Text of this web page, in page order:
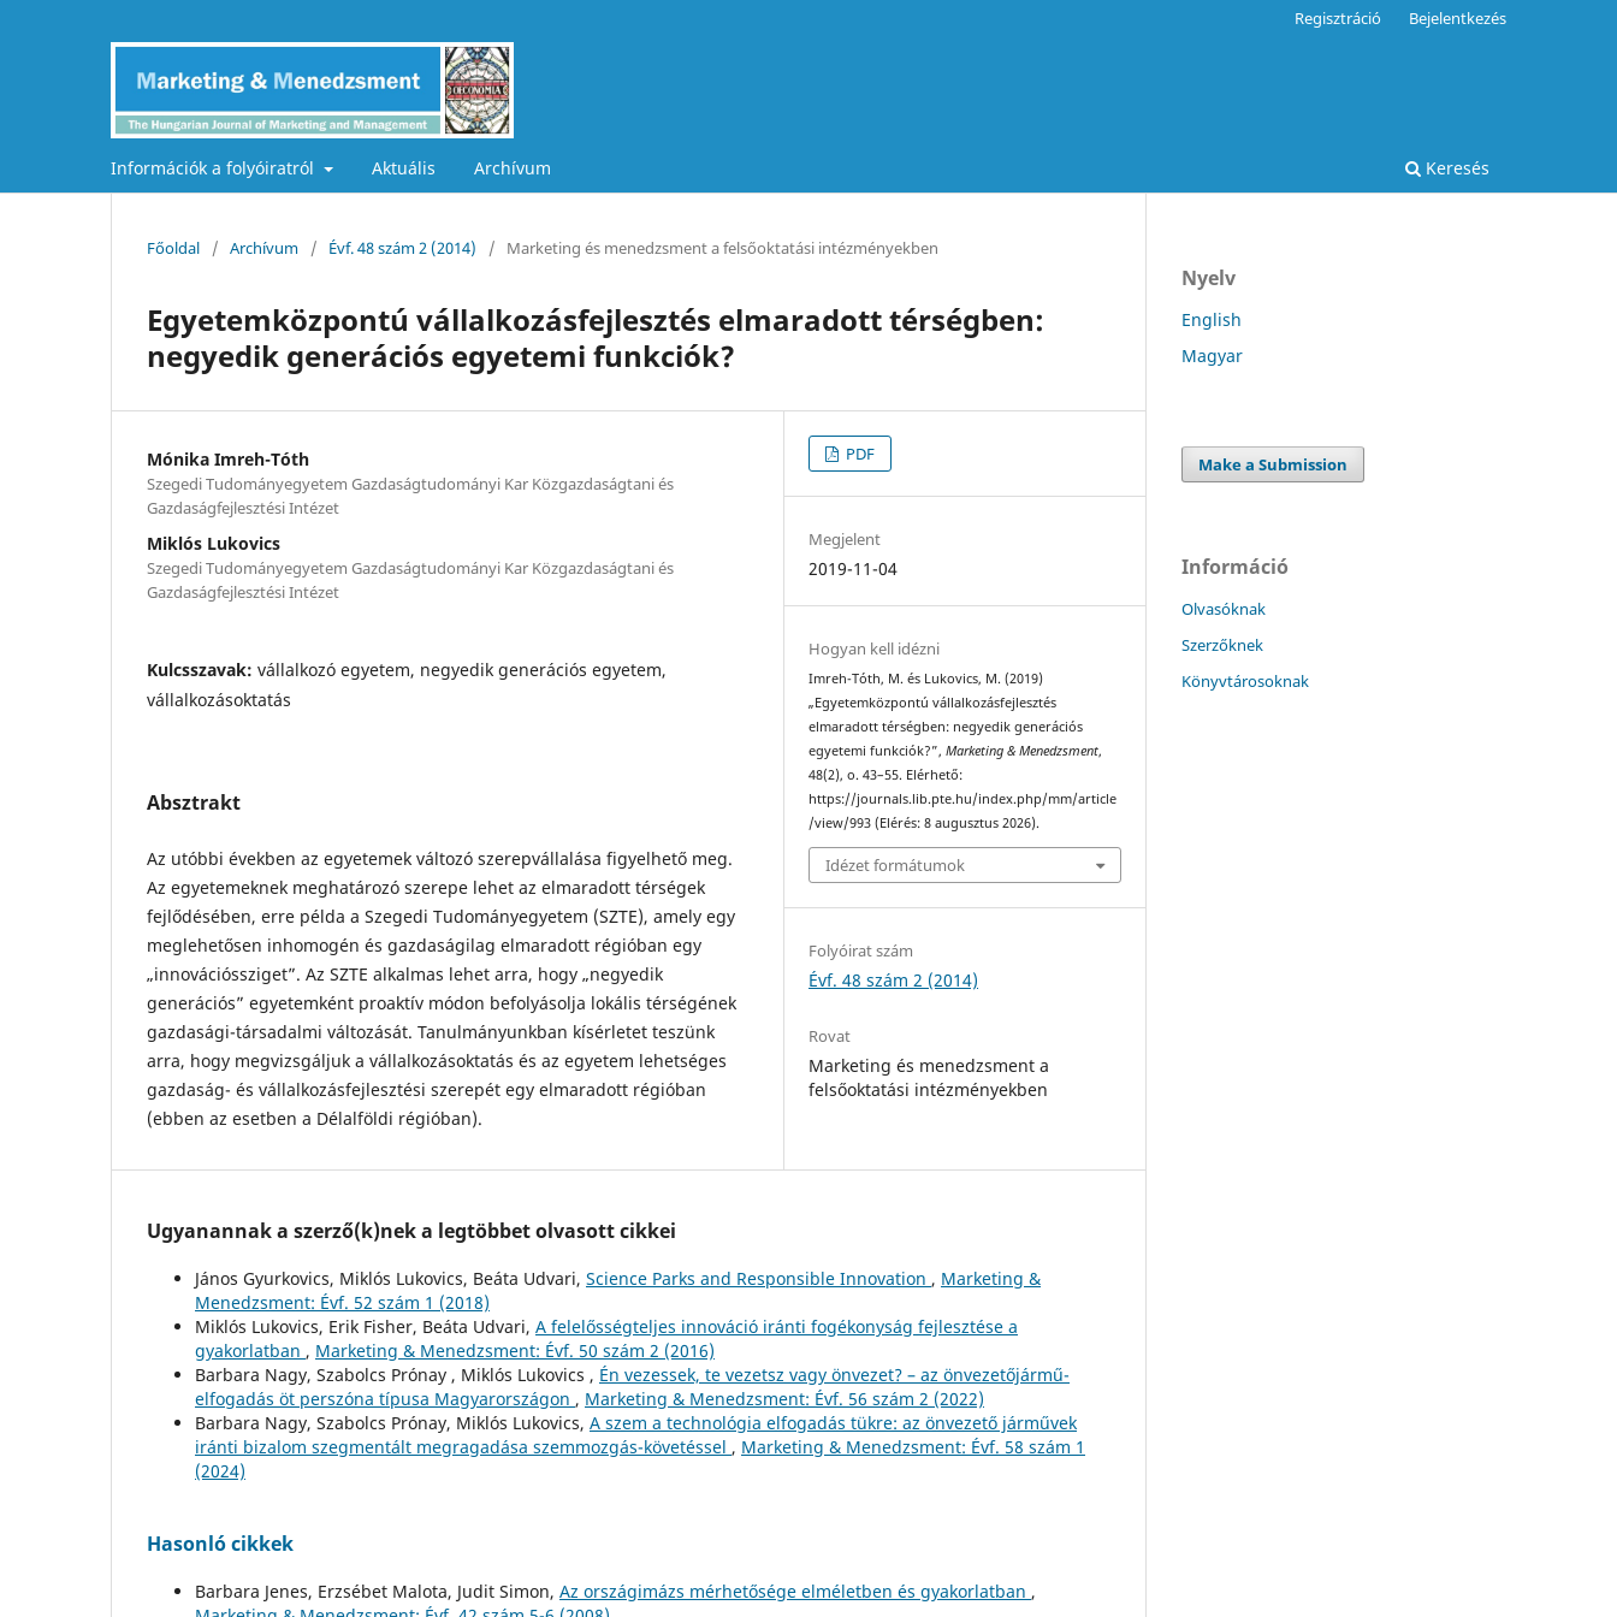
Információk a folyóiratról Aktuális Archívum Keresés
Regisztráció Bejelentkezés
Főoldal / Archívum / Évf. 48 szám 2 (2014) / Marketing és menedzsment a felsőoktatási intézményekben
Egyetemközpontú vállalkozásfejlesztés elmaradott térségben:
negyedik generációs egyetemi funkciók?
Mónika Imreh-Tóth
Szegedi Tudományegyetem Gazdaságtudományi Kar Közgazdaságtani és
Gazdaságfejlesztési Intézet
Miklós Lukovics
Szegedi Tudományegyetem Gazdaságtudományi Kar Közgazdaságtani és
Gazdaságfejlesztési Intézet
Kulcsszavak: vállalkozó egyetem, negyedik generációs egyetem,
vállalkozásoktatás
Absztrakt
Az utóbbi években az egyetemek változó szerepvállalása figyelhető meg.
Az egyetemeknek meghatározó szerepe lehet az elmaradott térségek
fejlődésében, erre példa a Szegedi Tudományegyetem (SZTE), amely egy
meglehetősen inhomogén és gazdaságilag elmaradott régióban egy
„innovációssziget”. Az SZTE alkalmas lehet arra, hogy „negyedik
generációs” egyetemként proaktív módon befolyásolja lokális térségének
gazdasági-társadalmi változását. Tanulmányunkban kísérletet teszünk
arra, hogy megvizsgáljuk a vállalkozásoktatás és az egyetem lehetséges
gazdaság- és vállalkozásfejlesztési szerepét egy elmaradott régióban
(ebben az esetben a Délalföldi régióban).
PDF
Megjelent
2019-11-04
Hogyan kell idézni
Imreh-Tóth, M. és Lukovics, M. (2019)
„Egyetemközpontú vállalkozásfejlesztés
elmaradott térségben: negyedik generációs
egyetemi funkciók?”,Marketing & Menedzsment,
48(2), o. 43–55. Elérhető:
https://journals.lib.pte.hu/index.php/mm/article
/view/993 (Elérés: 8 augusztus 2026).
Idézet formátumok
Folyóirat szám
Évf. 48 szám 2 (2014)
Rovat
Marketing és menedzsment a
felsőoktatási intézményekben
Ugyanannak a szerző(k)nek a legtöbbet olvasott cikkei
János Gyurkovics, Miklós Lukovics, Beáta Udvari, Science Parks and Responsible Innovation , Marketing &
Menedzsment: Évf. 52 szám 1 (2018)
Miklós Lukovics, Erik Fisher, Beáta Udvari, A felelősségteljes innováció iránti fogékonyság fejlesztése a
gyakorlatban , Marketing & Menedzsment: Évf. 50 szám 2 (2016)
Barbara Nagy, Szabolcs Prónay , Miklós Lukovics , Én vezessek, te vezetsz vagy önvezet? – az önvezetőjármű-
elfogadás öt perszóna típusa Magyarországon , Marketing & Menedzsment: Évf. 56 szám 2 (2022)
Barbara Nagy, Szabolcs Prónay, Miklós Lukovics, A szem a technológia elfogadás tükre: az önvezető járművek
iránti bizalom szegmentált megragadása szemmozgás-követéssel , Marketing & Menedzsment: Évf. 58 szám 1
(2024)
Hasonló cikkek
Barbara Jenes, Erzsébet Malota, Judit Simon, Az országimázs mérhetősége elméletben és gyakorlatban ,
Nyelv
English
Magyar
Make a Submission
Információ
Olvasóknak
Szerzőknek
Könyvtárosoknak